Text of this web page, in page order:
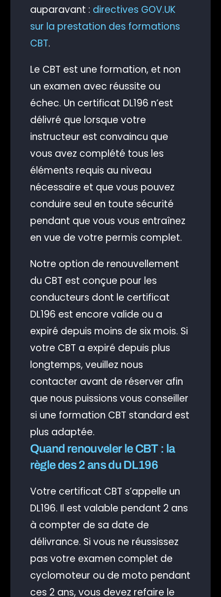
auparavant : directives GOV.UK
sur la prestation des formations
CBT.
Le CBT est une formation, et non
un examen avec réussite ou
échec. Un certificat DL196 n’est
délivré que lorsque votre
instructeur est convaincu que
vous avez complété tous les
éléments requis au niveau
nécessaire et que vous pouvez
conduire seul en toute sécurité
pendant que vous vous entraînez
en vue de votre permis complet.
Notre option de renouvellement
du CBT est conçue pour les
conducteurs dont le certificat
DL196 est encore valide ou a
expiré depuis moins de six mois. Si
votre CBT a expiré depuis plus
longtemps, veuillez nous
contacter avant de réserver afin
que nous puissions vous conseiller
si une formation CBT standard est
plus adaptée.
Quand renouveler le CBT : la
règle des 2 ans du DL196
Votre certificat CBT s’appelle un
DL196. Il est valable pendant 2 ans
à compter de sa date de
délivrance. Si vous ne réussissez
pas votre examen complet de
cyclomoteur ou de moto pendant
ces 2 ans, vous devez refaire le